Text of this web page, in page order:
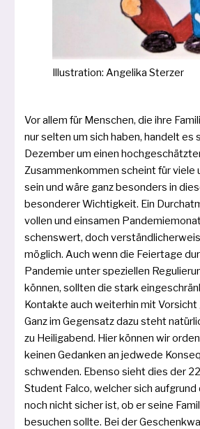
Illustration: Angelika Sterzer
Vor allem für Menschen, die ihre
nur sel­ten um sich haben, han­delt es
Dezember um einen
Zusammenkommen scheint für vie­le
sein und wäre ganz beson­ders in
beson­de­rer Wichtigkeit. Ein
vol­len und ein­sa­men
schens­wert, doch
mög­lich. Auch wenn die Feiertage
Pandemie unter spe­zi­el­len
kön­nen, soll­ten die stark
Kontakte auch wei­ter­hin mit
Ganz im Gegensatz dazu steht
zu Heiligabend. Hier kön­nen wir
kei­nen Gedanken an jed­we­de
schwen­den. Ebenso sieht dies der
Student Falco, wel­cher sich
noch nicht sicher ist, ob er sei­ne
besu­chen soll­te. Bei der